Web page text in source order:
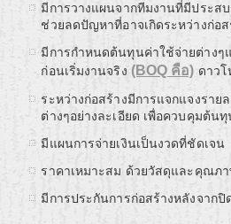
มีการวางแผนจากทีมงานที่มีประส
ช่วยลดปัญหาที่อาจเกิดระหว่างก่อส
มีการกำหนดต้นทุนค่าใช้จ่ายต่างๆ
ก่อนเริ่มงานจริง (BOQ คือ) ดาวโ
ระหว่างก่อสร้างมีการแจกแจงราย
ต่างๆอย่างละเอียด เพื่อควบคุมต้น
มีแผนการจ่ายเงินเป็นงวดที่ชัดเจน
ราคาเหมาะสม ด้วยวัสดุและคุณภ
มีการประกันการก่อสร้างหลังจากปิ